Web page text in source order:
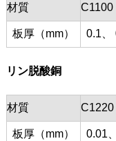
材質 C1100
板厚（mm） 0.1、
リン脱酸銅
材質 C1220
板厚（mm） 0.01